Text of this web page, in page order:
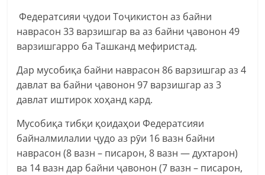
Федератсияи ҷудои Тоҷикистон аз байни
наврасон 33 варзишгар ва аз байни ҷавонон 49
варзишгарро ба Ташканд мефиристад.
Дар мусобиқа байни наврасон 86 варзишгар аз 4
давлат ва байни ҷавонон 97 варзишгар аз 3
давлат иштирок хоҳанд кард.
Мусобиқа тибқи қоидаҳои Федератсияи
байналмилалии ҷудо аз рӯи 16 вазн байни
наврасон (8 вазн – писарон, 8 вазн — духтарон)
ва 14 вазн дар байни ҷавонон (7 вазн – писарон,